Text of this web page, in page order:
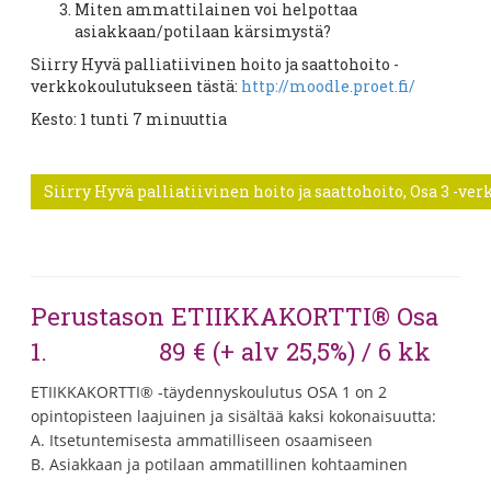
Miten ammattilainen voi helpottaa
asiakkaan/potilaan kärsimystä?
Siirry Hyvä palliatiivinen hoito ja saattohoito -
verkkokoulutukseen tästä: http://moodle.proet.fi/
Kesto: 1 tunti 7 minuuttia
Siirry Hyvä palliatiivinen hoito ja saattohoito, Osa 3 -
Perustason ETIIKKAKORTTI® Osa
1. 89 € (+ alv 25,5%) / 6 kk
ETIIKKAKORTTI® -täydennyskoulutus OSA 1 on 2
opintopisteen laajuinen ja sisältää kaksi kokonaisuutta:
A. Itsetuntemisesta ammatilliseen osaamiseen
B. Asiakkaan ja potilaan ammatillinen kohtaaminen